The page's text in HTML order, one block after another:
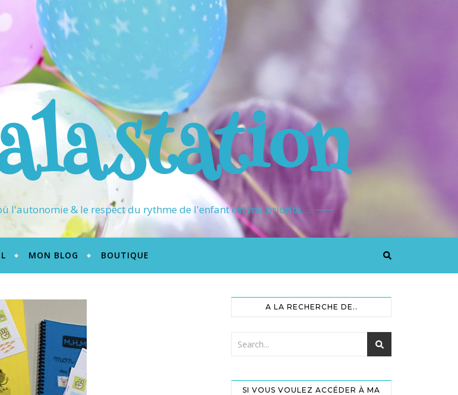
l'autonomie & le respect du rythme de l'enfant est ma priorité…
MON BLOG BOUTIQUE
A LA RECHERCHE DE..
SI VOUS VOULEZ ACCÉDER À MA